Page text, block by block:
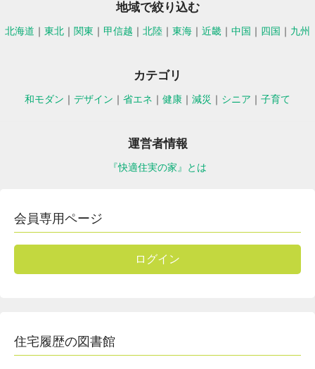
地域で絞り込む
北海道 ｜ 東北 ｜ 関東 ｜ 甲信越 ｜ 北陸 ｜ 東海 ｜ 近畿 ｜ 中国 ｜ 四国 ｜ 九州
カテゴリ
和モダン ｜ デザイン ｜ 省エネ ｜ 健康 ｜ 減災 ｜ シニア ｜ 子育て
運営者情報
『快適住実の家』とは
会員専用ページ
ログイン
住宅履歴の図書館